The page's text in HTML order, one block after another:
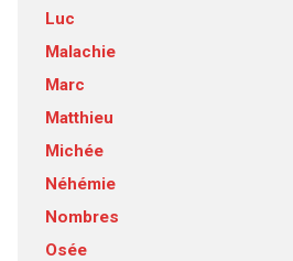
Luc
Malachie
Marc
Matthieu
Michée
Néhémie
Nombres
Osée